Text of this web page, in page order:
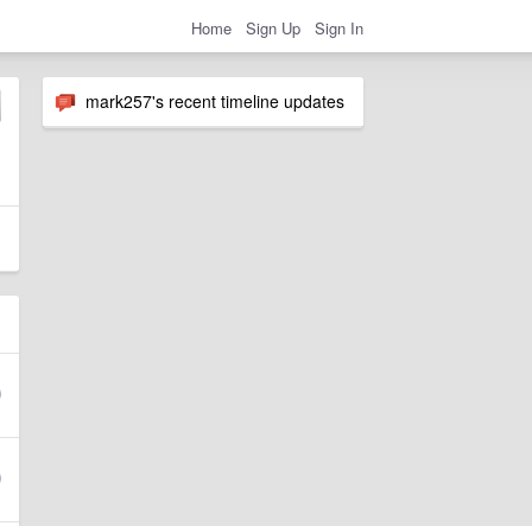
Home Sign Up Sign In
mark257's recent timeline updates